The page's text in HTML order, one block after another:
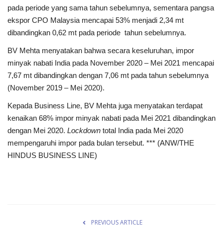
pada periode yang sama tahun sebelumnya, sementara pangsa
ekspor CPO Malaysia mencapai 53% menjadi 2,34 mt
dibandingkan 0,62 mt pada periode tahun sebelumnya.
BV Mehta menyatakan bahwa secara keseluruhan, impor
minyak nabati India pada November 2020 – Mei 2021 mencapai
7,67 mt dibandingkan dengan 7,06 mt pada tahun sebelumnya
(November 2019 – Mei 2020).
Kepada Business Line, BV Mehta juga menyatakan terdapat
kenaikan 68% impor minyak nabati pada Mei 2021 dibandingkan
dengan Mei 2020. Lockdown total India pada Mei 2020
mempengaruhi impor pada bulan tersebut. *** (ANW/THE
HINDUS BUSINESS LINE)
PREVIOUS ARTICLE